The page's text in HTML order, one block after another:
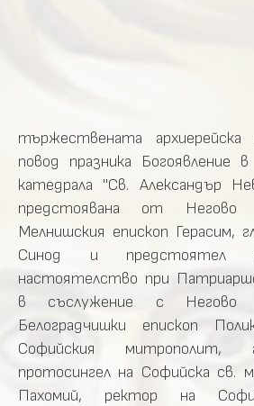
тържествената
повод празника Богоявление
катедрала "Св. Александър
предстоявана от Негово
Мелнишския епископ Герасим,
Синод и предстоятел
настоятелство при
в съслужение с Негово
Белоградчишки епископ
Софийския митрополит,
протосингел на Софийска св.
Пахомий, ректор на